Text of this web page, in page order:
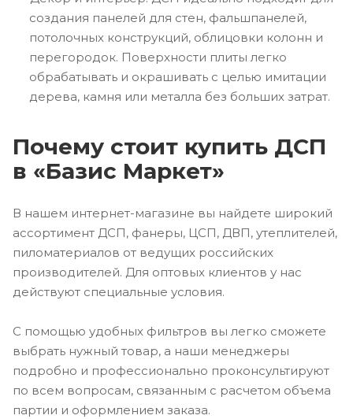
создания панелей для стен, фальшпанелей,
потолочных конструкций, облицовки колонн и
перегородок. Поверхности плиты легко
обрабатывать и окрашивать с целью имитации
дерева, камня или металла без больших затрат.
Почему стоит купить ДСП
в «Базис Маркет»
В нашем интернет-магазине вы найдете широкий
ассортимент ДСП, фанеры, ЦСП, ДВП, утеплителей,
пиломатериалов от ведущих российских
производителей. Для оптовых клиентов у нас
действуют специальные условия.
С помощью удобных фильтров вы легко сможете
выбрать нужный товар, а наши менеджеры
подробно и профессионально проконсультируют
по всем вопросам, связанным с расчетом объема
партии и оформлением заказа.